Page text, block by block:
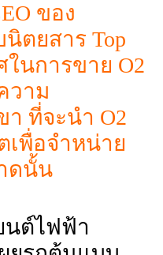
ของ
นิตยสาร Top
ในการขาย O2
วาม
า ที่จะนำ O2
พื่อจำหน่าย
ดนั้น
นต์ไฟฟ้า